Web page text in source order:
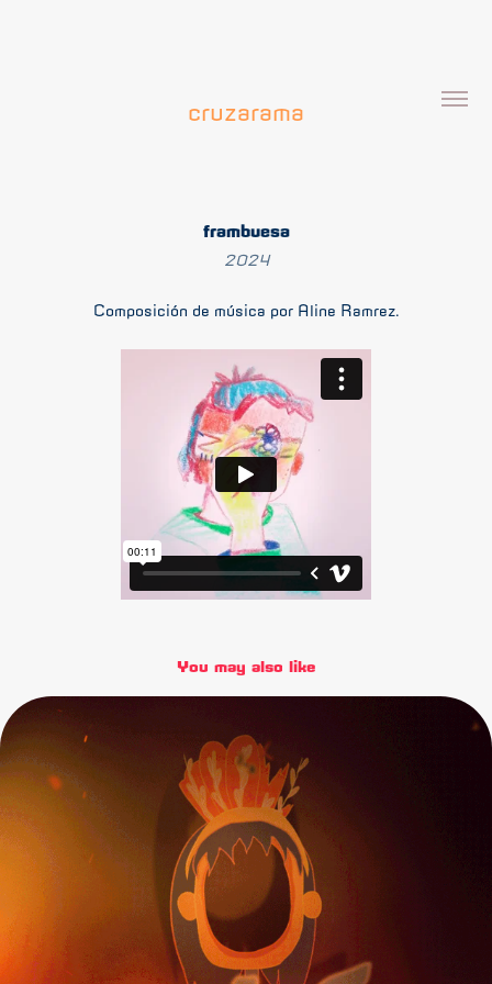
cruzarama
frambuesa
2024
Composición de música por Aline Ramírez.
You may also like
Ñihi -Shortfilm-
2019